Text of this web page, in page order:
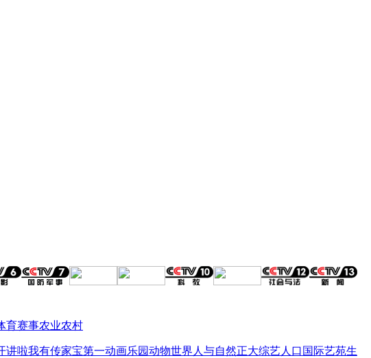
育赛事农业农村
讲啦我有传家宝第一动画乐园动物世界 人与自然正大综艺人口 国际艺苑生